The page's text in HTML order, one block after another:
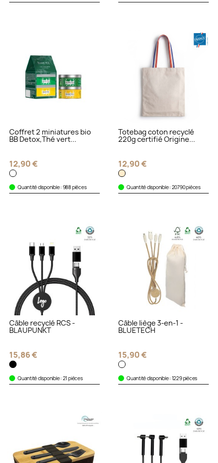
Coffret 2 miniatures bio
BB Detox,Thé vert...
12,90 €
Quantité disponible : 988 pièces
Totebag coton recyclé
220g certifié Origine...
12,90 €
Quantité disponible : 20790 pièces
Câble recyclé RCS -
BLAUPUNKT
15,86 €
Quantité disponible : 21 pièces
Câble liège 3-en-1 -
BLUETECH
15,90 €
Quantité disponible : 1229 pièces